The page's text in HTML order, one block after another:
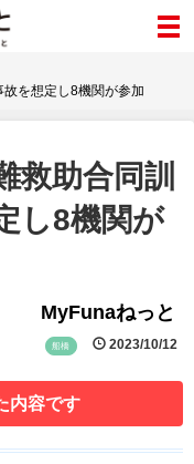
を想定し8機関が参加
救助合同訓
し8機関が
MyFunaねっと
船橋 2023/10/12
内容です